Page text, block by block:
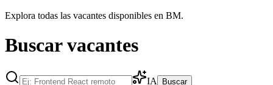
Explora todas las vacantes disponibles en BM.
Buscar vacantes
IA Buscar